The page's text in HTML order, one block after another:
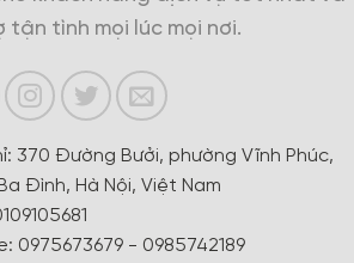
tận tình mọi lúc mọi nơi.
370 Đường Bưởi, phường Vĩnh Phúc,
Đình, Hà Nội, Việt Nam
0975673679 - 0985742189